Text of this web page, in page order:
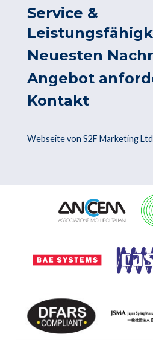
Service &
Neuesten
Angebot
Kontakt
Webseite von S2F Marketing Ltd